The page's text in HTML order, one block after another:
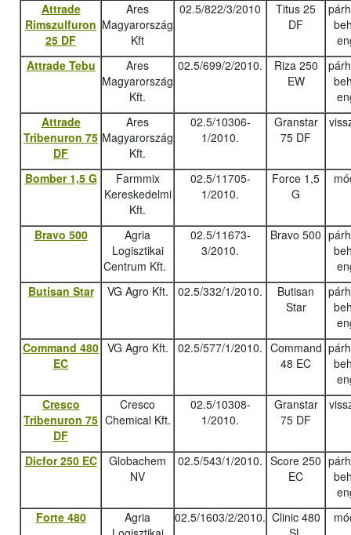
Attrade
Rimszulfuron
25 DF
Ares
Magyarország
Kft
02.5/822/3/2010
Titus 25
DF
Attrade Tebu
Ares
Magyarország
Kft.
02.5/699/2/2010.
Riza 250
EW
Attrade
Tribenuron 75
DF
Ares
Magyarország
Kft.
02.5/10306-
1/2010.
Granstar
75 DF
Bomber 1,5 G
Farmmix
Kereskedelmi
Kft.
02.5/11705-
1/2010.
Force 1,5
G
Bravo 500
Agria
Logisztikai
Centrum Kft.
02.5/11673-
3/2010.
Bravo 500
Butisan Star
VG Agro Kft. 02.5/332/1/2010.
Butisan
Star
Command 480
EC
VG Agro Kft. 02.5/577/1/2010. Command
48 EC
Cresco
Tribenuron 75
DF
Cresco
Chemical Kft.
02.5/10308-
1/2010.
Granstar
75 DF
Dicfor 250 EC
Globachem
NV
02.5/543/1/2010. Score 250
EC
Forte 480
Agria
02.5/1603/2/2010. Clinic 480